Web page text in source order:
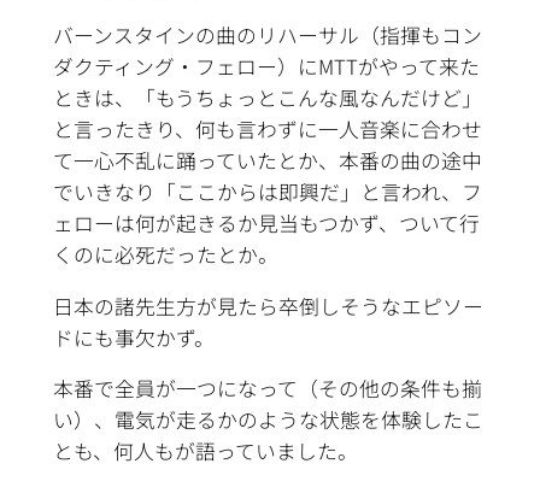
バーンスタインの曲のリハーサル（指揮もコン
ダクティング・フェロー）にMTTがやって来た
ときは、「もうちょっとこんな風なんだけど」
と言ったきり、何も言わずに一人音楽に合わせ
て一心不乱に踊っていたとか、本番の曲の途中
でいきなり「ここからは即興だ」と言われ、フ
ェローは何が起きるか見当もつかず、ついて行
くのに必死だったとか。
日本の諸先生方が見たら卒倒しそうなエピソー
ドにも事欠かず。
本番で全員が一つになって（その他の条件も揃
い）、電気が走るかのような状態を体験したこ
とも、何人もが語っていました。